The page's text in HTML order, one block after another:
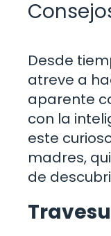
Desde
atreve a
aparente
con la
este
madres,
de